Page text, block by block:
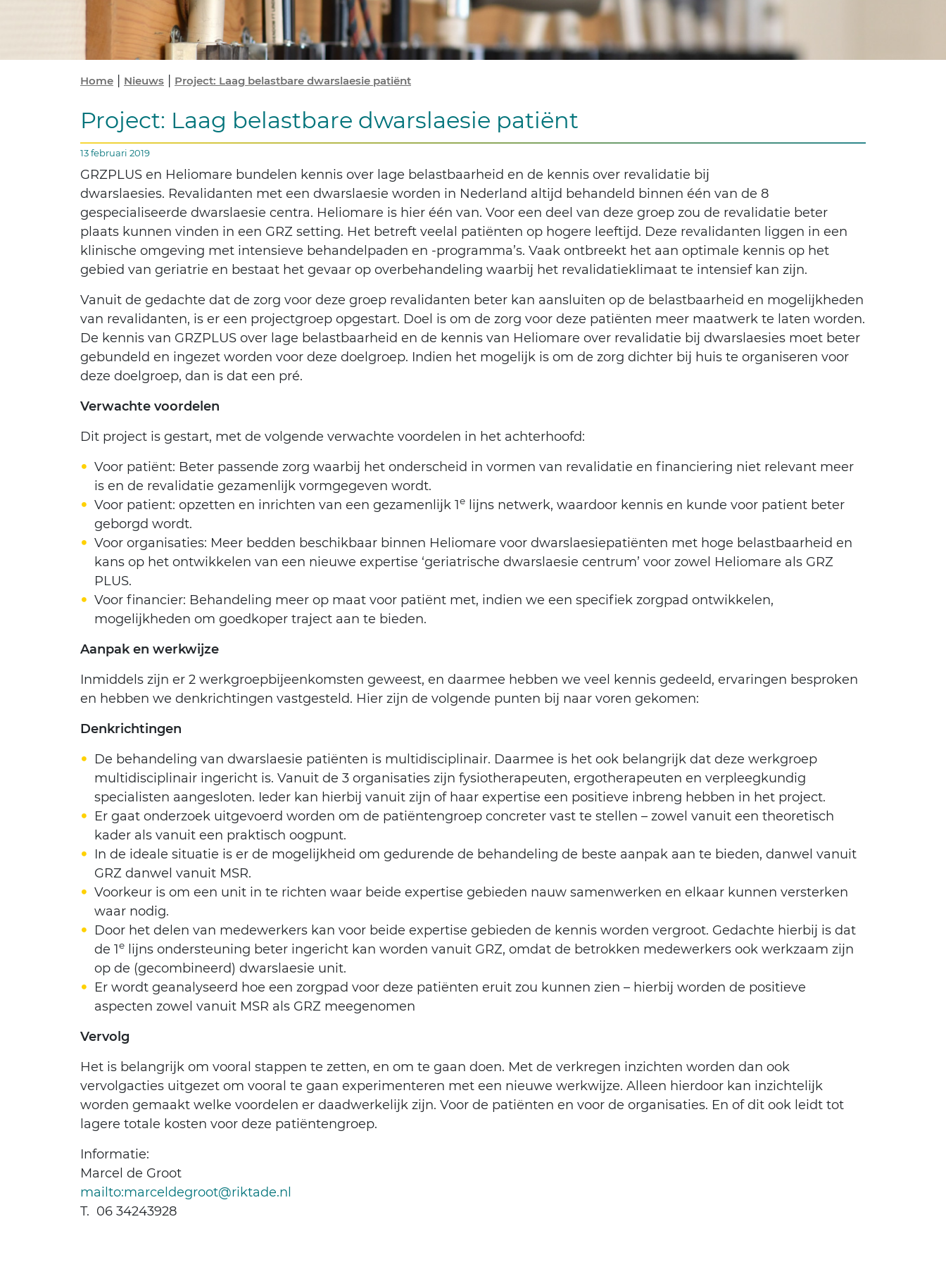
Home Nieuws Project: Laag belastbare dwarslaesie patiënt
Project: Laag belastbare dwarslaesie patiënt
13 februari 2019
GRZPLUS en Heliomare bundelen kennis over lage belastbaarheid en de kennis over revalidatie bij
dwarslaesies. Revalidanten met een dwarslaesie worden in Nederland altijd behandeld binnen één van de 8
gespecialiseerde dwarslaesie centra. Heliomare is hier één van. Voor een deel van deze groep zou de revalidatie beter
plaats kunnen vinden in een GRZ setting. Het betreft veelal patiënten op hogere leeftijd. Deze revalidanten liggen in een
klinische omgeving met intensieve behandelpaden en -programma’s. Vaak ontbreekt het aan optimale kennis op het
gebied van geriatrie en bestaat het gevaar op overbehandeling waarbij het revalidatieklimaat te intensief kan zijn.
Vanuit de gedachte dat de zorg voor deze groep revalidanten beter kan aansluiten op de belastbaarheid en mogelijkheden
van revalidanten, is er een projectgroep opgestart. Doel is om de zorg voor deze patiënten meer maatwerk te laten worden.
De kennis van GRZPLUS over lage belastbaarheid en de kennis van Heliomare over revalidatie bij dwarslaesies moet beter
gebundeld en ingezet worden voor deze doelgroep. Indien het mogelijk is om de zorg dichter bij huis te organiseren voor
deze doelgroep, dan is dat een pré.
Verwachte voordelen
Dit project is gestart, met de volgende verwachte voordelen in het achterhoofd:
Voor patiënt: Beter passende zorg waarbij het onderscheid in vormen van revalidatie en financiering niet relevant meer
is en de revalidatie gezamenlijk vormgegeven wordt.
Voor patient: opzetten en inrichten van een gezamenlijk 1e
lijns netwerk, waardoor kennis en kunde voor patient beter
geborgd wordt.
Voor organisaties: Meer bedden beschikbaar binnen Heliomare voor dwarslaesiepatiënten met hoge belastbaarheid en
kans op het ontwikkelen van een nieuwe expertise ‘geriatrische dwarslaesie centrum’ voor zowel Heliomare als GRZ
PLUS.
Voor financier: Behandeling meer op maat voor patiënt met, indien we een specifiek zorgpad ontwikkelen,
mogelijkheden om goedkoper traject aan te bieden.
Aanpak en werkwijze
Inmiddels zijn er 2 werkgroepbijeenkomsten geweest, en daarmee hebben we veel kennis gedeeld, ervaringen besproken
en hebben we denkrichtingen vastgesteld. Hier zijn de volgende punten bij naar voren gekomen:
Denkrichtingen
De behandeling van dwarslaesie patiënten is multidisciplinair. Daarmee is het ook belangrijk dat deze werkgroep
multidisciplinair ingericht is. Vanuit de 3 organisaties zijn fysiotherapeuten, ergotherapeuten en verpleegkundig
specialisten aangesloten. Ieder kan hierbij vanuit zijn of haar expertise een positieve inbreng hebben in het project.
Er gaat onderzoek uitgevoerd worden om de patiëntengroep concreter vast te stellen – zowel vanuit een theoretisch
kader als vanuit een praktisch oogpunt.
In de ideale situatie is er de mogelijkheid om gedurende de behandeling de beste aanpak aan te bieden, danwel vanuit
GRZ danwel vanuit MSR.
Voorkeur is om een unit in te richten waar beide expertise gebieden nauw samenwerken en elkaar kunnen versterken
waar nodig.
Door het delen van medewerkers kan voor beide expertise gebieden de kennis worden vergroot. Gedachte hierbij is dat
de 1e
lijns ondersteuning beter ingericht kan worden vanuit GRZ, omdat de betrokken medewerkers ook werkzaam zijn
op de (gecombineerd) dwarslaesie unit.
Er wordt geanalyseerd hoe een zorgpad voor deze patiënten eruit zou kunnen zien – hierbij worden de positieve
aspecten zowel vanuit MSR als GRZ meegenomen
Vervolg
Het is belangrijk om vooral stappen te zetten, en om te gaan doen. Met de verkregen inzichten worden dan ook
vervolgacties uitgezet om vooral te gaan experimenteren met een nieuwe werkwijze. Alleen hierdoor kan inzichtelijk
worden gemaakt welke voordelen er daadwerkelijk zijn. Voor de patiënten en voor de organisaties. En of dit ook leidt tot
lagere totale kosten voor deze patiëntengroep.
Informatie:
Marcel de Groot
mailto:marceldegroot@riktade.nl
T. 06 34243928